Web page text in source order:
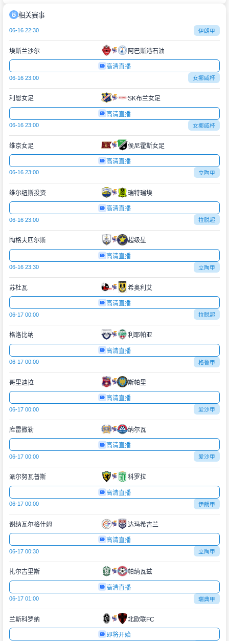
相关赛事
06-16 22:30 伊朗甲
埃斯兰沙尔 阿巴斯港石油
高清直播
06-16 23:00 女挪威杯
利恩女足 SK布兰女足
高清直播
06-16 23:00 女挪威杯
维京女足 侯尼霍斯女足
高清直播
06-16 23:00 立陶甲
维尔纽斯投资 瑞特瑞埃
高清直播
06-16 23:00 拉脱超
陶格夫匹尔斯 超级星
高清直播
06-16 23:30 立陶甲
苏杜瓦 希奥利艾
高清直播
06-17 00:00 拉脱超
格洛比纳 利耶帕亚
高清直播
06-17 00:00 格鲁甲
哥里迪拉 斯帕里
高清直播
06-17 00:00 爱沙甲
库雷撒勒 纳尔瓦
高清直播
06-17 00:00 爱沙甲
派尔努瓦普斯 科罗拉
高清直播
06-17 00:00 伊朗甲
谢纳瓦尔格什姆 达玛希吉兰
高清直播
06-17 00:30 立陶甲
扎尔吉里斯 帕纳瓦兹
高清直播
06-17 01:00 瑞典甲
兰斯科罗纳 北欧联FC
即将开始